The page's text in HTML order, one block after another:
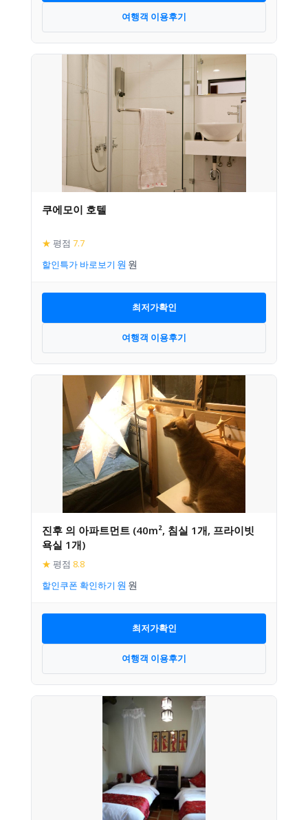
여행객 이용후기
쿠에모이 호텔
★ 평점 7.7
할인특가 바로보기
최저가확인
여행객 이용후기
진후 의 아파트먼트 (40m², 침실 1개, 프라이빗
욕실 1개)
★ 평점 8.8
할인쿠폰 확인하기
최저가확인
여행객 이용후기